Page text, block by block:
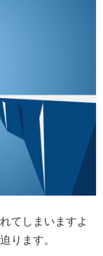
てしまいますよ
ります。